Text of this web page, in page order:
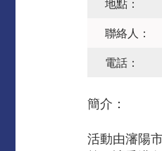
地點：
聯絡人：
電話：
簡介：
活動由瀋陽